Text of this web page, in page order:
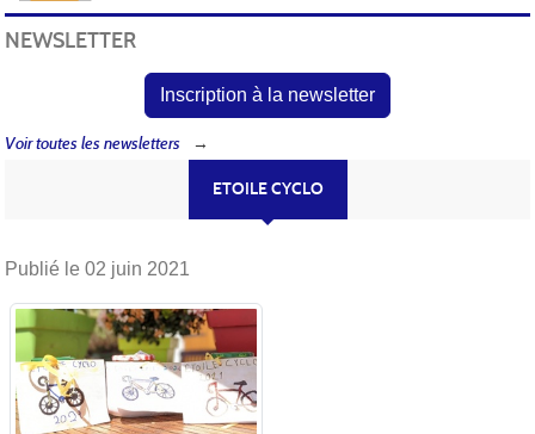
ETOILE CYCLO
Publié le 02 juin 2021
NEWSLETTER
Inscription à la newsletter
Voir toutes les newsletters